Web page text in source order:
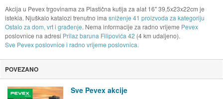
Akcija u Pevex trgovinama za Plastična kutija za alat 16" 39,5x23x22cm je
istekla. Njuškalo katalozi trenutno ima sniženje 41 proizvoda za kategoriju
Ostalo za dom, vrt i građenje. Nema informacije za radno vrijeme Pevex
poslovnice na adresi Prilaz baruna Filipovića 42 (4 km udaljeno).
Sve Pevex poslovnice i radno vrijeme poslovnica.
POVEZANO
Sve Pevex akcije